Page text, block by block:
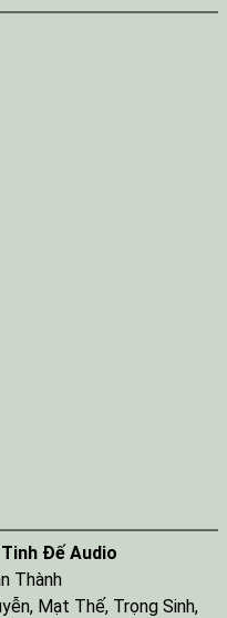
Đế Audio
Thành
, Mạt Thế, Trọng Sinh,